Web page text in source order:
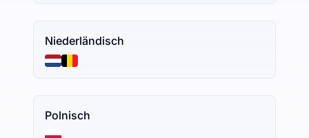
Niederländisch
Polnisch